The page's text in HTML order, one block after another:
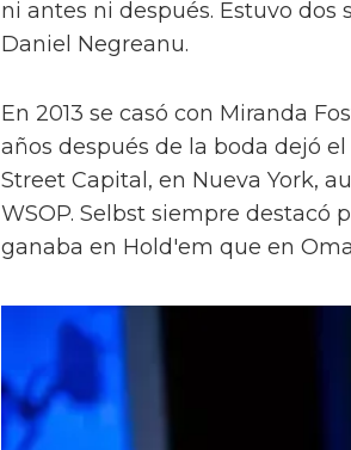
ni antes ni después. Estuvo
Daniel Negreanu.
En 2013 se casó con Miranda
años después de la boda dejó
Street Capital, en Nueva York,
WSOP. Selbst siempre destacó
ganaba en Hold'em que en